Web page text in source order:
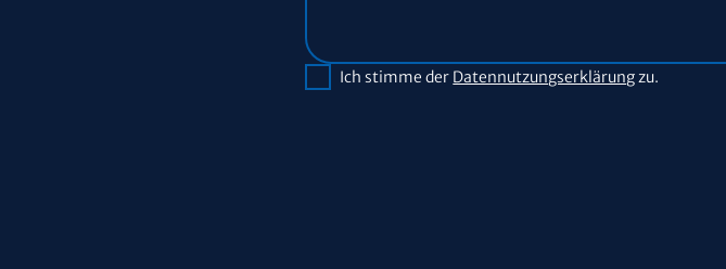
Ich stimme der Datennutzungserklärungzu.